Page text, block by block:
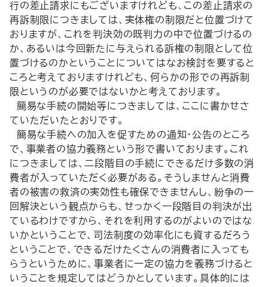
行の差止請求にもございますけれども、この差止請求の
再訴制限につきましては、実体権の制限だと位置づけて
おりますが、これを判決効の既判力の中で位置づけるの
か、あるいは今回新たに与えられる訴権の制限として位
置づけるのかということについてはなお検討を要すると
ころと考えておりますけれども、何らかの形での再訴制
限というのが必要ではないかと考えております。
簡易な手続の開始等につきましては、ここに書かせさ
ていただいたとおりです。
簡易な手続への加入を促すための通知・公告のところ
で、事業者の協力義務という形で書いております。これ
につきましては、二段階目の手続にできるだけ多数の消
費者が入っていただく必要がある。そうしませんと消費
者の被害の救済の実効性も確保できませんし、紛争の一
回解決という観点からも、せっかく一段階目の判決が出
ているわけですから、それを利用するのがよいのではな
いかということで、司法制度の効率化にも資するだろう
ということで、できるだけたくさんの消費者に入っても
らうというために、事業者に一定の協力を義務づけると
いうことを規定してはどうかとしています。具体的には